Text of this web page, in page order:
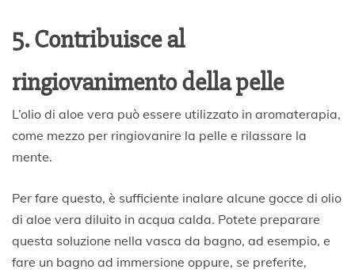
5. Contribuisce al
ringiovanimento della pelle
L’olio di aloe vera può essere utilizzato in aromaterapia,
come mezzo per ringiovanire la pelle e rilassare la
mente.
Per fare questo, è sufficiente inalare alcune gocce di olio
di aloe vera diluito in acqua calda. Potete preparare
questa soluzione nella vasca da bagno, ad esempio, e
fare un bagno ad immersione oppure, se preferite,